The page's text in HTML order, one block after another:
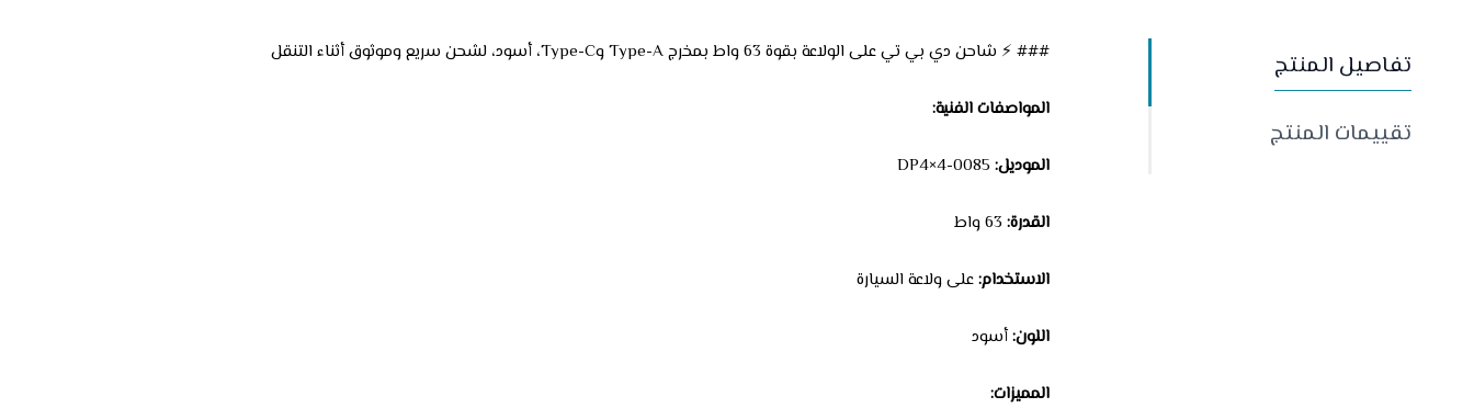
تفاصيل المنتج
تقييمات المنتج
### ⚡ شاحن دي بي تي على الولاعة بقوة 63 واط بمخرج Type-A وType-C، أسود، لشحن سريع وموثوق أثناء التنقل
المواصفات الفنية:
الموديل:
القدرة:
الاستخدام:على ولاعة السيارة
اللون:أسود
المميزات: